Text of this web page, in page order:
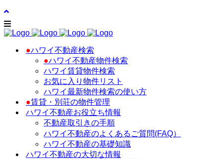
●ハワイ不動産検索
●ハワイ不動産物件検索
ハワイ賃貸物件検索
お気に入り物件リスト
ハワイ最新物件検索の使い方
●賃貸・別荘の物件管理
ハワイ不動産お役立ち情報
不動産取引きの手順
ハワイ不動産のよくあるご質問(FAQ）
ハワイ不動産の基礎知識
ハワイ不動産の大切な情報